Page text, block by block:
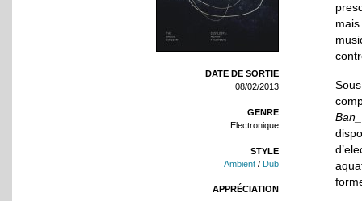
DATE DE SORTIE
08/02/2013
GENRE
Electronique
STYLE
Ambient / Dub
APPRÉCIATION